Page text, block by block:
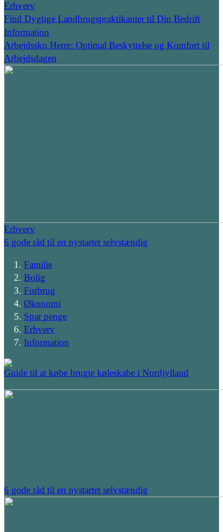
Erhverv
Find Dygtige Landbrugspraktikanter til Din Bedrift
Information
Arbejdssko Herre: Optimal Beskyttelse og Komfort til
Arbejdsdagen
Erhverv
6 gode råd til en nystartet selvstændig
Familie
Bolig
Forbrug
Økonomi
Spar penge
Erhverv
Information
Guide til at købe brugte køleskabe i Nordjylland
6 gode råd til en nystartet selvstændig